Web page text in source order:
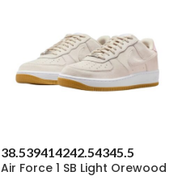
38.539414242.54345.5
Air Force 1 SB Light Orewood